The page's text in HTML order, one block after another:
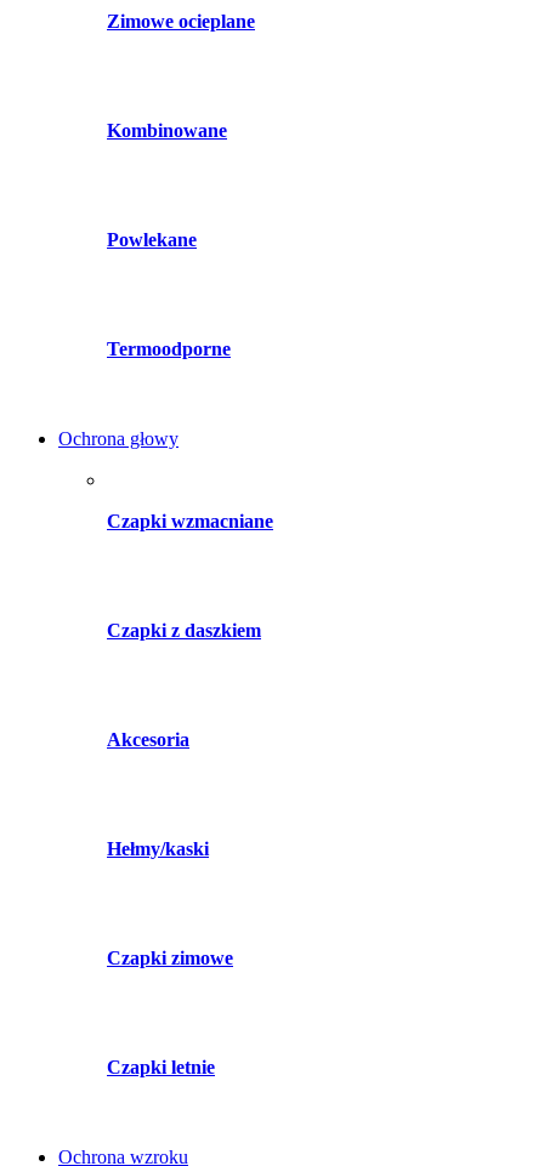
Zimowe ocieplane
Kombinowane
Powlekane
Termoodporne
Ochrona głowy
Czapki wzmacniane
Czapki z daszkiem
Akcesoria
Hełmy/kaski
Czapki zimowe
Czapki letnie
Ochrona wzroku